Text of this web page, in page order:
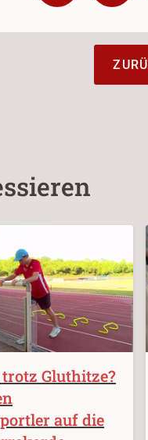
Gluthitze?
auf die